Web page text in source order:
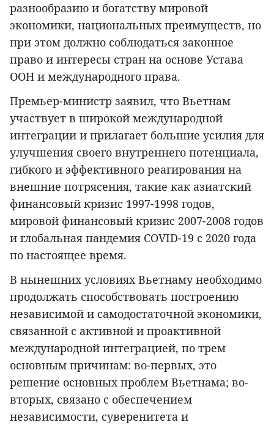
разнообразию и богатству мировой
экономики, национальных преимуществ, но
при этом должно соблюдаться законное
право и интересы стран на основе Устава
ООН и международного права.
Премьер-министр заявил, что Вьетнам
участвует в широкой международной
интеграции и прилагает большие усилия для
улучшения своего внутреннего потенциала,
гибкого и эффективного реагирования на
внешние потрясения, такие как азиатский
финансовый кризис 1997-1998 годов,
мировой финансовый кризис 2007-2008 годов
и глобальная пандемия COVID-19 с 2020 года
по настоящее время.
В нынешних условиях Вьетнаму необходимо
продолжать способствовать построению
независимой и самодостаточной экономики,
связанной с активной и проактивной
международной интеграцией, по трем
основным причинам: во-первых, это
решение основных проблем Вьетнама; во-
вторых, связано с обеспечением
независимости, суверенитета и